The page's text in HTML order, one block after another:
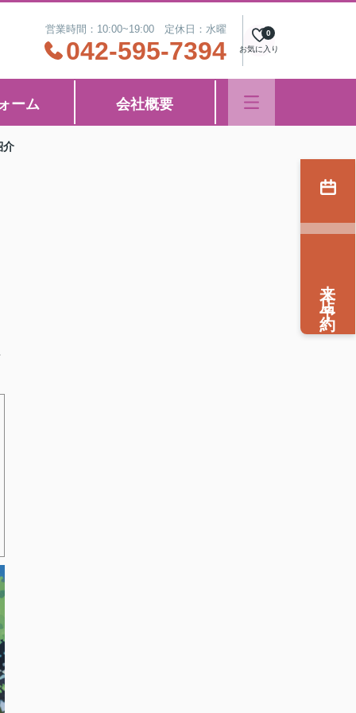
営業時間：10:00~19:00 定休日：水曜
042-595-7394 お気に入り
0
ーム 会社概要
介
来店予約